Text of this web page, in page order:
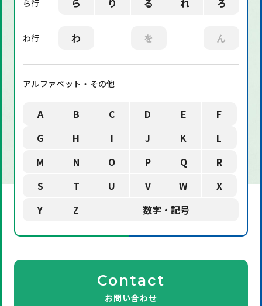
ら行 ら り る れ ろ
わ行 わ を ん
アルファベット・その他
A B C D E
F
G
H I J K
L
M
N O P Q
R
S
T U V W
X
Y
Z 数字・記号
Contact
お問い合わせ